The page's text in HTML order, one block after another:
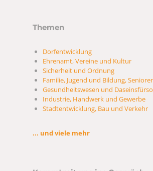
Themen
Dorfentwicklung
Ehrenamt, Vereine und Kultur
Sicherheit und Ordnung
Familie, Jugend und Bildung,
Gesundheitswesen und
Industrie, Handwerk und Gewerbe
Stadtentwicklung, Bau und Verkehr
... und viele mehr